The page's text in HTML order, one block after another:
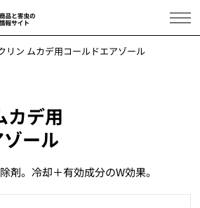
リン ムカデ用コールドエアゾール
カデ用
ール
剤。冷却＋有効成分のW効果。